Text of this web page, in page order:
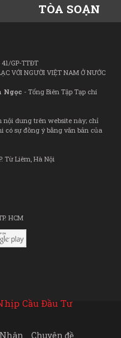
TÒA SOẠN
GP-TTĐT
VỚI NGƯỜI VIỆT NAM Ở NƯỚC
Ngọc - Tổng Biên Tập Tạp chí
nội dung trên website này; chỉ
sự đồng ý bằng văn bản của
Từ Liêm, Hà Nội
HCM
Cầu Đầu Tư
Chuyên đề